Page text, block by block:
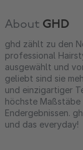
About GHD
ghd zählt zu den
professional
ausgewählt und
geliebt sind sie
und einzigartiger
höchste
Endergebnissen.
und das everyday!